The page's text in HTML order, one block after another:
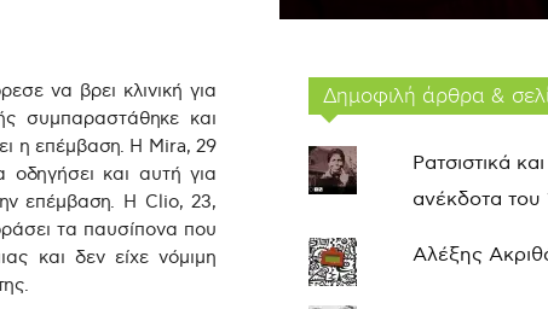
να βρει κλινική για
συμπαραστάθηκε και
η επέμβαση. Η Mira, 29
και αυτή για
επέμβαση. H Clio, 23,
τα παυσίπονα που
και δεν είχε νόμιμη
Δημοφιλή άρθρα &
Ρατσιστικά
ανέκδοτα του
Αλέξης